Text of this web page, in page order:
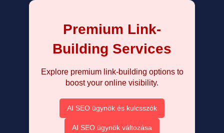
Premium Link-
Building Services
Explore premium link-building options to
boost your online visibility.
AI SEO ügynök és kulcsszók
AI SEO ügynök változása